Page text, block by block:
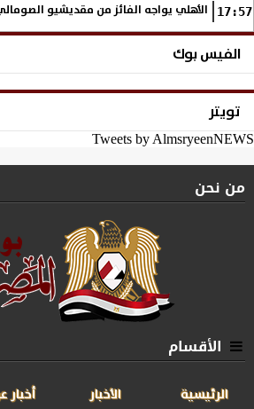
17:57 الأهلي يواجه الفائز من مقديشيو
الفيس بوك
تويتر
Tweets by AlmsryeenNEWS
من نحن
الأقسام
الرئيسية الأخبار أخبار